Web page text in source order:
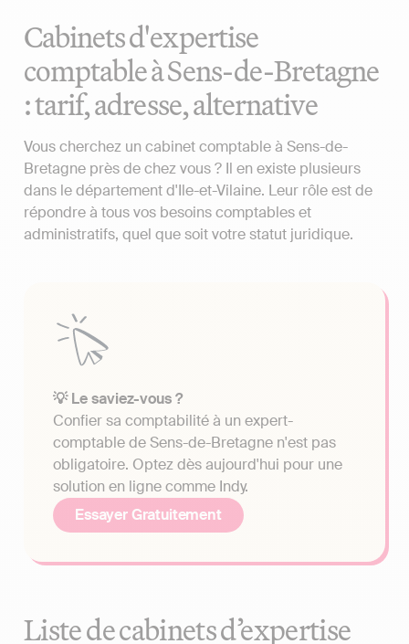
Cabinets d'expertise
comptable à Sens-de-Bretagne
: tarif, adresse, alternative
Vous cherchez un cabinet comptable à Sens-de-
Bretagne près de chez vous ? Il en existe plusieurs
dans le département d'Ile-et-Vilaine. Leur rôle est de
répondre à tous vos besoins comptables et
administratifs, quel que soit votre statut juridique.
💡 Le saviez-vous ?
Confier sa comptabilité à un expert-
comptable de Sens-de-Bretagne n'est pas
obligatoire. Optez dès aujourd'hui pour une
solution en ligne comme Indy.
Essayer Gratuitement
Liste de cabinets d’expertise